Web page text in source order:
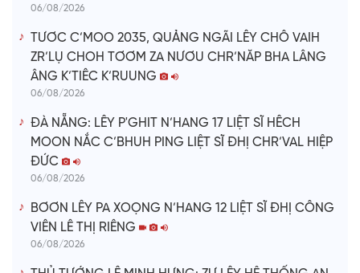
06/08/2026
TƯƠC C’MOO 2035, QUẢNG NGÃI LÊY CHÔ VAIH
ZR’LỤ CHOH TƠƠM ZA NƯƠU CHR’NĂP BHA LÂNG
ÂNG K’TIÊC K’RUUNG
06/08/2026
ĐÀ NẴNG: LÊY P'GHIT N’HANG 17 LIỆT SĨ HÊCH
MOON NẮC C’BHUH PING LIỆT SĨ ĐHỊ CHR’VAL HIỆP
ĐỨC
06/08/2026
BƠƠN LÊY PA XOỌNG N’HANG 12 LIỆT SĨ ĐHỊ CÔNG
VIÊN LÊ THỊ RIÊNG
06/08/2026